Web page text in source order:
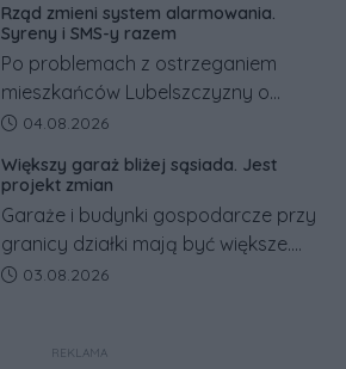
Co się dzieje?
Rząd zmieni system alarmowania.
Syreny i SMS-y razem
Po problemach z ostrzeganiem
mieszkańców Lubelszczyzny o
rosyjskim zagrożeniu rząd
alarmowych, alertów RCB i aplikacji
w jeden system.
Data dodania artykułu:
04.08.2026
Większy garaż bliżej sąsiada. Jest
projekt zmian
Garaże i budynki gospodarcze przy
granicy działki mają być większe.
Projekt zaostrza też zasady
Data dodania artykułu:
03.08.2026
REKLAMA